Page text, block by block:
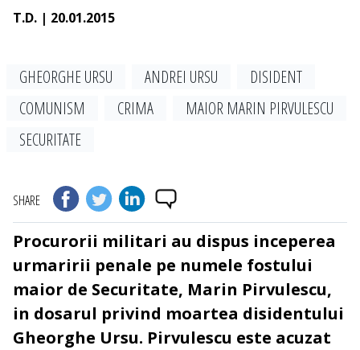
T.D. | 20.01.2015
GHEORGHE URSU ANDREI URSU
DISIDENT
COMUNISM
CRIMA
MAIOR MARIN PIRVULESCU
SECURITATE
SHARE
Procurorii militari au dispus inceperea
urmaririi penale pe numele fostului
maior de Securitate, Marin Pirvulescu,
in dosarul privind moartea disidentului
Gheorghe Ursu. Pirvulescu este acuzat